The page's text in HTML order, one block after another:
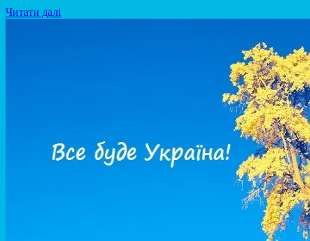
Читати далі